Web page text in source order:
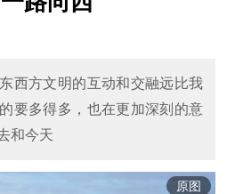
西方文明的互动和交融远比我
要多得多，也在更加深刻的意
和今天
原图